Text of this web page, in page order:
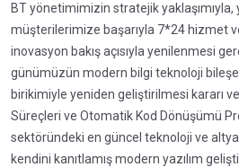
BT yönetimimizin stratejik yaklaşımıyla,
müşterilerimize başarıyla 7*24 hizmet
inovasyon bakış açısıyla yenilenmesi
günümüzün modern bilgi teknoloji
birikimiyle yeniden geliştirilmesi kararı
Süreçleri ve Otomatik Kod Dönüşümü
sektöründeki en güncel teknoloji ve
kendini kanıtlamış modern yazılım